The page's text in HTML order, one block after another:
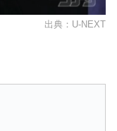
出典：U-NEXT